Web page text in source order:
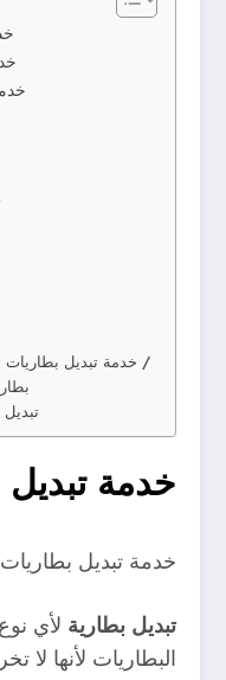
خدمة تبديل بطاريات سيارات / 99527787 /
خدمة
خدمة تبديل بطاريات سيارات / 99527787 / متنقل
تبديل بطارية لأي
البطاريات لأنها لا